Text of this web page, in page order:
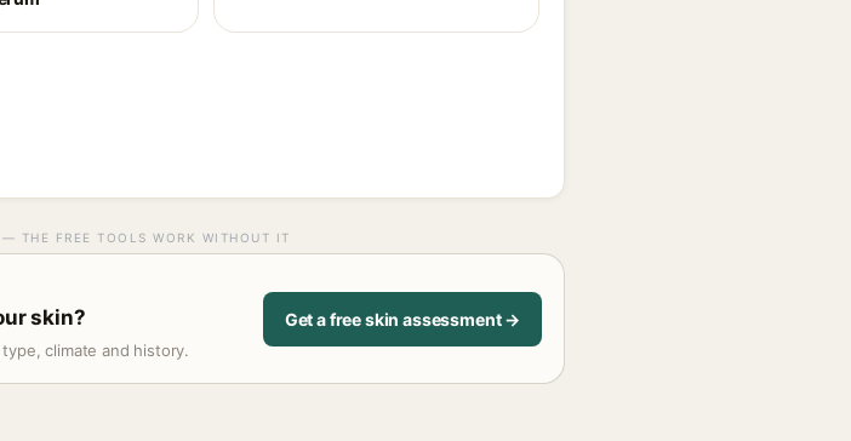
THE FREE TOOLS WORK WITHOUT IT
skin?
climate and history.
Get a free skin assessment →